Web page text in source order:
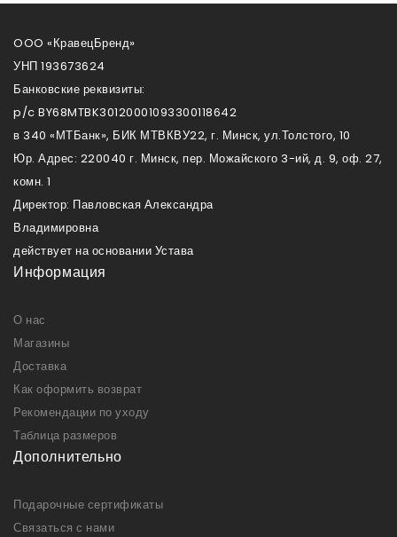
OOO «КравецБренд»
УНП 193673624
Банковские реквизиты:
p/c BY68MTBK30120001093300118642
в 340 «МТБанк», БИК МТВКВУ22, г. Минск, ул.Толстого, 10
Юр. Адрес: 220040 г. Минск, пер. Можайского 3-ий, д. 9, оф. 27,
комн. 1
Директор: Павловская Александра
Владимировна
действует на основании Устава
Информация
О нас
Магазины
Доставка
Как оформить возврат
Рекомендации по уходу
Таблица размеров
Дополнительно
Подарочные сертификаты
Связаться с нами